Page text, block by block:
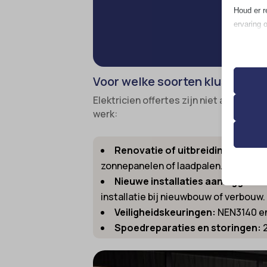
Voor welke soorten klussen
Elektricien offertes zijn niet alleen
werk:
Renovatie of uitbreiding van je
zonnepanelen of laadpalen.
Nieuwe installaties aanleggen:
installatie bij nieuwbouw of verbouw.
Veiligheidskeuringen: NEN3140
Spoedreparaties en storingen:
Houd er
ervaring
_ga
_ga_*